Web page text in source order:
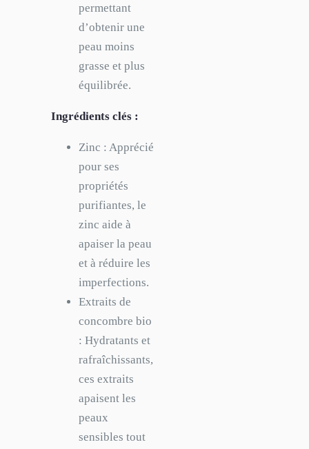
permettant
d’obtenir une
peau moins
grasse et plus
équilibrée.
Ingrédients clés :
Zinc : Apprécié
pour ses
propriétés
purifiantes, le
zinc aide à
apaiser la peau
et à réduire les
imperfections.
Extraits de
concombre bio
: Hydratants et
rafraîchissants,
ces extraits
apaisent les
peaux
sensibles tout